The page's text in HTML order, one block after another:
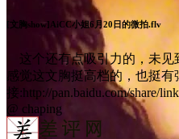
[文胸show]AiCC小姐6月20日的微拍.flv
这个还有点吸引力的，未见
感觉这文胸挺高档的，也挺
接:http://pan.baidu.com/share/
@ chaping